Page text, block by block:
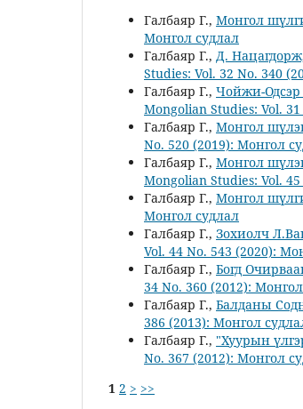
Галбаяр Г., Монгол
Монгол судлал
Галбаяр Г., Д.
Studies: Vol. 32 No. 340
Галбаяр Г., Чойжи-
Mongolian Studies: Vol.
Галбаяр Г., Монгол
No. 520 (2019): Монгол
Галбаяр Г., Монгол
Mongolian Studies: Vol.
Галбаяр Г., Монгол
Монгол судлал
Галбаяр Г., Зохиолч
Vol. 44 No. 543 (2020):
Галбаяр Г., Богд
34 No. 360 (2012):
Галбаяр Г., Балданы
386 (2013): Монгол
Галбаяр Г., "Хуурын
No. 367 (2012): Монгол
1 2 > >>